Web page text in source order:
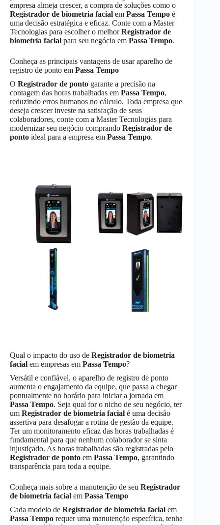
empresa almeja crescer, a compra de soluções como o
Registrador de biometria facial em Passa Tempo é
uma decisão estratégica e eficaz. Conte com a Master
Tecnologias para escolher o melhorRegistrador de
biometria facial para seu negócio em Passa Tempo.
Conheça as principais vantagens de usar aparelho de
registro de ponto em Passa Tempo
O Registrador de ponto garante a precisão na
contagem das horas trabalhadas em Passa Tempo,
reduzindo erros humanos no cálculo. Toda empresa que
deseja crescer investe na satisfação de seus
colaboradores, conte com a Master Tecnologias para
modernizar seu negócio comprando Registrador de
ponto ideal para a empresa em Passa Tempo.
Qual o impacto do uso de Registrador de biometria
facial em empresas em Passa Tempo?
Versátil e confiável, o aparelho de registro de ponto
aumenta o engajamento da equipe, que passa a chegar
pontualmente no horário para iniciar a jornada em
Passa Tempo. Seja qual for o nicho de seu negócio, ter
um Registrador de biometria facial é uma decisão
assertiva para desafogar a rotina de gestão da equipe.
Ter um monitoramento eficaz das horas trabalhadas é
fundamental para que nenhum colaborador se sinta
injustiçado. As horas trabalhadas são registradas pelo
Registrador de ponto em Passa Tempo, garantindo
transparência para toda a equipe.
Conheça mais sobre a manutenção de seu Registrador
de biometria facial em Passa Tempo
Cada modelo de Registrador de biometria facial em
Passa Tempo requer uma manutenção específica, tenha